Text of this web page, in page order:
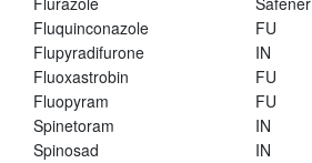
Fluquinconazole
FU
Flupyradifurone
IN
Fluoxastrobin
FU
Fluopyram
FU
Spinetoram
IN
Spinosad
IN